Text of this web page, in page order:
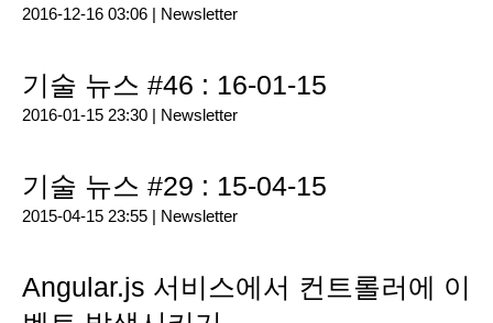
2016-12-16 03:06 | Newsletter
기술 뉴스 #46 : 16-01-15
2016-01-15 23:30 | Newsletter
기술 뉴스 #29 : 15-04-15
2015-04-15 23:55 | Newsletter
Angular.js 서비스에서 컨트롤러에 이